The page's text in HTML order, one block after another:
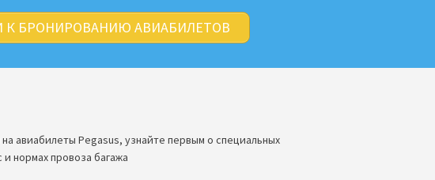
К БРОНИРОВАНИЮ АВИАБИЛЕТОВ
авиабилеты Pegasus, узнайте первым о специальных
нормах провоза багажа